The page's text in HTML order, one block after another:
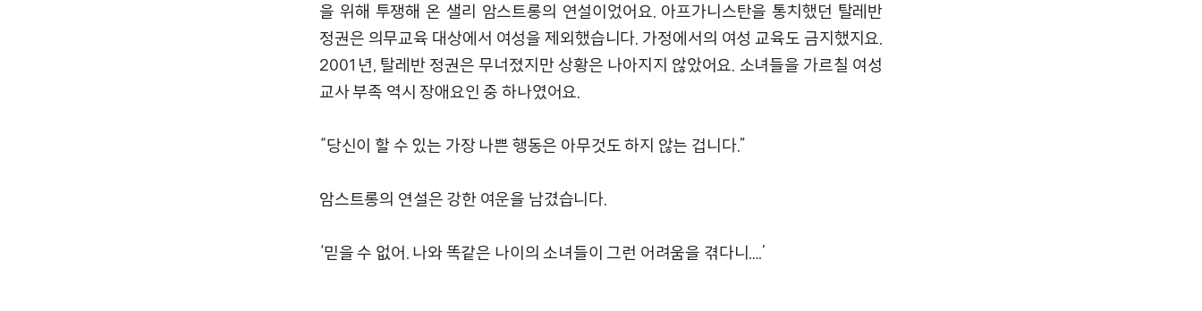
을 위해 투쟁해 온 샐리 암스트롱의 연설이었어요. 아프가니스탄을 통치했던 탈레반
정권은 의무교육 대상에서 여성을 제외했습니다. 가정에서의 여성 교육도 금지했지요.
2001년, 탈레반 정권은 무너졌지만 상황은 나아지지 않았어요. 소녀들을 가르칠 여성
교사 부족 역시 장애요인 중 하나였어요.
“당신이 할 수 있는 가장 나쁜 행동은 아무것도 하지 않는 겁니다.”
암스트롱의 연설은 강한 여운을 남겼습니다.
‘믿을 수 없어. 나와 똑같은 나이의 소녀들이 그런 어려움을 겪다니….’